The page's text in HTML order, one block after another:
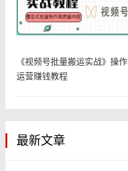
《视频号批量搬运实战》操作
运营赚钱教程
最新文章